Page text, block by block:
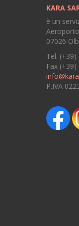
KARA
è un
07026
Tel.
Fax (+39)
P.IVA